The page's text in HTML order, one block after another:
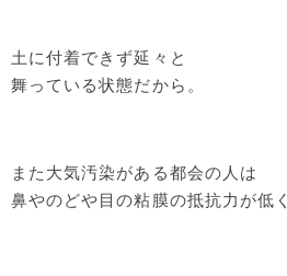
土に付着できず延々と
舞っている状態だから。
また大気汚染がある都会の人は
鼻やのどや目の粘膜の抵抗力が低く